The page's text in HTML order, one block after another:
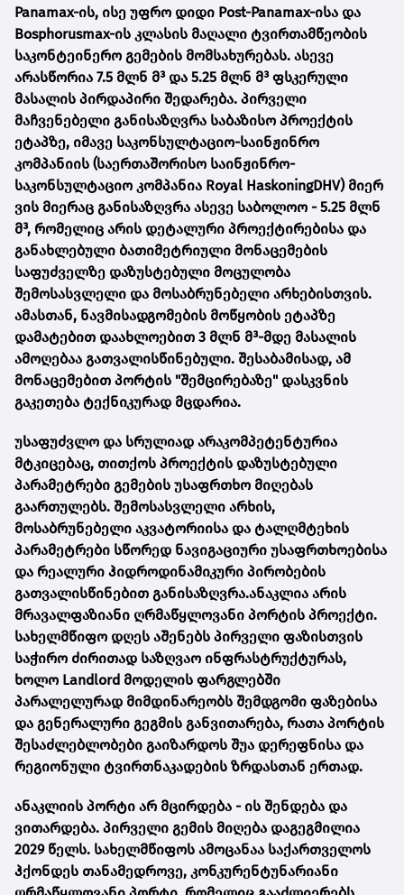
Panamax-ის, ისე უფრო დიდი Post-Panamax-ისა და
Bosphorusmax-ის კლასის მაღალი ტვირთამწეობის
საკონტეინერო გემების მომსახურებას. ასევე
არასწორია 7.5 მლნ მ³ და 5.25 მლნ მ³ ფსკერული
მასალის პირდაპირი შედარება. პირველი
მაჩვენებელი განისაზღვრა საბაზისო პროექტის
ეტაპზე, იმავე საკონსულტაციო-საინჟინრო
კომპანიის (საერთაშორისო საინჟინრო-
საკონსულტაციო კომპანია Royal HaskoningDHV) მიერ
ვის მიერაც განისაზღვრა ასევე საბოლოო - 5.25 მლნ
მ³, რომელიც არის დეტალური პროექტირებისა და
განახლებული ბათიმეტრიული მონაცემების
საფუძველზე დაზუსტებული მოცულობა
შემოსასვლელი და მოსაბრუნებელი არხებისთვის.
ამასთან, ნავმისადგომების მოწყობის ეტაპზე
დამატებით დაახლოებით 3 მლნ მ³-მდე მასალის
ამოღებაა გათვალისწინებული. შესაბამისად, ამ
მონაცემებით პორტის "შემცირებაზე" დასკვნის
გაკეთება ტექნიკურად მცდარია.
უსაფუძვლო და სრულიად არაკომპეტენტურია
მტკიცებაც, თითქოს პროექტის დაზუსტებული
პარამეტრები გემების უსაფრთხო მიღებას
გაართულებს. შემოსასვლელი არხის,
მოსაბრუნებელი აკვატორიისა და ტალღმტეხის
პარამეტრები სწორედ ნავიგაციური უსაფრთხოებისა
და რეალური ჰიდროდინამიკური პირობების
გათვალისწინებით განისაზღვრა.ანაკლია არის
მრავალფაზიანი ღრმაწყლოვანი პორტის პროექტი.
სახელმწიფო დღეს აშენებს პირველი ფაზისთვის
საჭირო ძირითად საზღვაო ინფრასტრუქტურას,
ხოლო Landlord მოდელის ფარგლებში
პარალელურად მიმდინარეობს შემდგომი ფაზებისა
და გენერალური გეგმის განვითარება, რათა პორტის
შესაძლებლობები გაიზარდოს შუა დერეფნისა და
რეგიონული ტვირთნაკადების ზრდასთან ერთად.
ანაკლიის პორტი არ მცირდება - ის შენდება და
ვითარდება. პირველი გემის მიღება დაგეგმილია
2029 წელს. სახელმწიფოს ამოცანაა საქართველოს
ჰქონდეს თანამედროვე, კონკურენტუნარიანი